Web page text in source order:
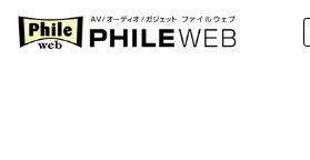
PHILE WEB｜AV/オーディオ/ガジ